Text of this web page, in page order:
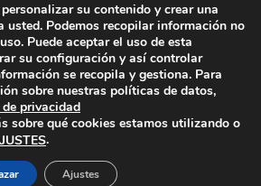
los derechos reservados.Aviso legal
|Política de Cookies
porNucleosoft
Inicio
Quiénes Somos
Distribución
su contenido y crear una
usted. Podemos recopilar información no
Puede aceptar el uso de esta
su configuración y así controlar
se recopila y gestiona. Para
sobre nuestras políticas de datos,
privacidad
sobre qué cookies estamos utilizando o
.
Ajustes